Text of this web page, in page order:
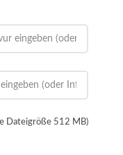
Dateigröße 512 MB)